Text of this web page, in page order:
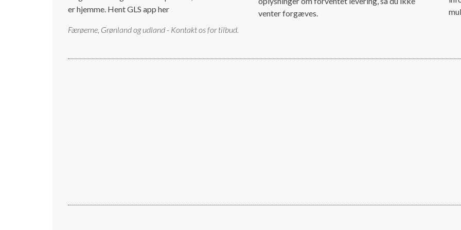
er hjemme. Hent GLS app her
Færøerne, Grønland og udland - Kontakt os for tilbud.
venter forgæves.